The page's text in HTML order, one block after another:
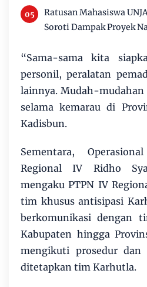
Ratusan Mahasiswa
Soroti Dampak Proyek
“Sama-sama kita
personil, peralatan
lainnya. Mudah-mudahan
selama kemarau di
Kadisbun.
Sementara,
Regional IV Ridho
mengaku PTPN IV
tim khusus antisipasi
berkomunikasi dengan
Kabupaten hingga
mengikuti prosedur
ditetapkan tim Karhutla.